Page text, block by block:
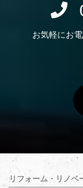
お気軽にお
リフォーム・リノベ